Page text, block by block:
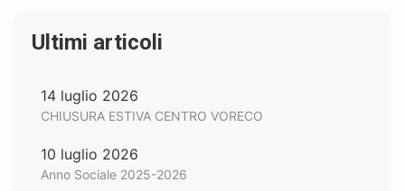
Ultimi articoli
14 luglio 2026
CHIUSURA ESTIVA CENTRO VORECO
10 luglio 2026
Anno Sociale 2025-2026